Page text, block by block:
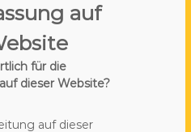
auf
für die
dieser Website?
auf dieser